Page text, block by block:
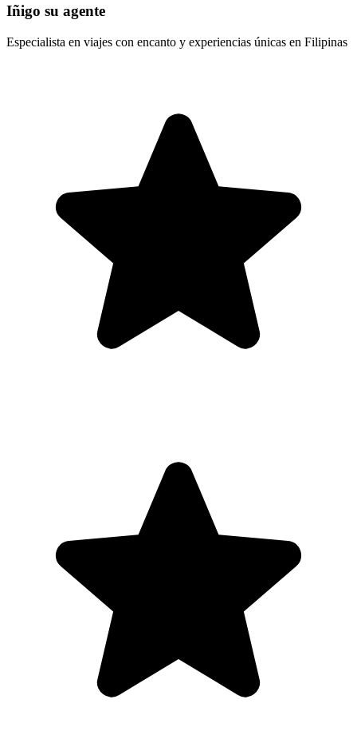
Iñigo su agente
Especialista en viajes con encanto y experiencias únicas en Filipinas